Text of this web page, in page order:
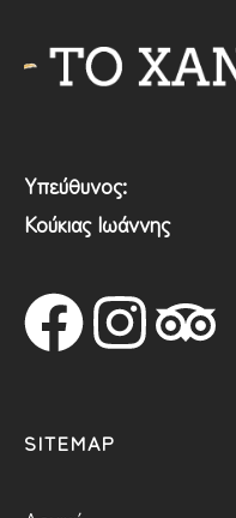
Υπεύθυνος:
Κούκιας Ιωάννης
SITEMAP